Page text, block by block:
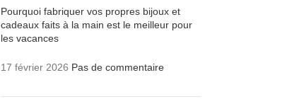
Pourquoi fabriquer vos propres bijoux et
cadeaux faits à la main est le meilleur pour
les vacances
17 février 2026 Pas de commentaire